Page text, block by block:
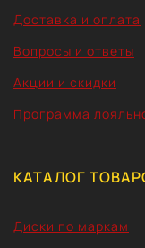
Доставка и оплата
Вопросы и ответы
Акции и скидки
Программа
КАТАЛОГ
Диски по маркам